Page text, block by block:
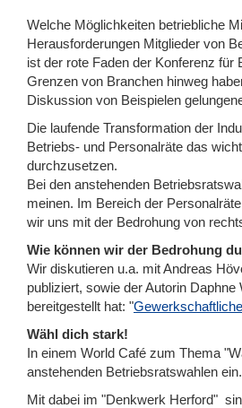
Welche Möglichkeiten betriebliche
Herausforderungen Mitglieder von
ist der rote Faden der Konferenz
Grenzen von Branchen hinweg
Diskussion von Beispielen
Die laufende Transformation der
Betriebs- und Personalräte das
durchzusetzen.
Bei den anstehenden
meinen. Im Bereich der
wir uns mit der Bedrohung von
Wie können wir der Bedrohung
Wir diskutieren u.a. mit Andreas
publiziert, sowie der Autorin
bereitgestellt hat: "
Wähl dich stark!
In einem World Café zum Thema
anstehenden Betriebsratswahlen ein.
Mit dabei im "Denkwerk Herford"